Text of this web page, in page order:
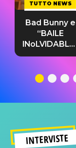
TUTTO NEWS
Bad Bunny e
“BAILE
INoLVIDABLE”:
testo,
significato
INTERVISTE